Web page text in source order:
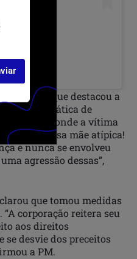
RN), que destacou a
abuso a prática de
em casos onde a vítima
a dor dessa mãe atípica!
e nunca se envolveu
agressão dessas”,
que tomou medidas
corporação reitera seu
aos direitos
desvie dos preceitos
a PM.